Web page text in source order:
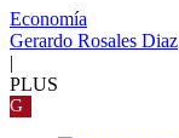
Economía
Gerardo Rosales Diaz
PLUS
G